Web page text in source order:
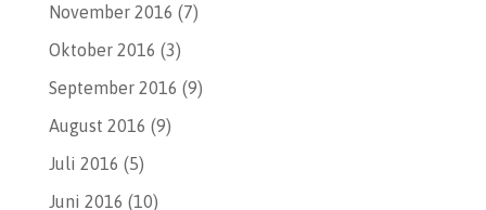
November 2016 (7)
Oktober 2016 (3)
September 2016 (9)
August 2016 (9)
Juli 2016 (5)
Juni 2016 (10)